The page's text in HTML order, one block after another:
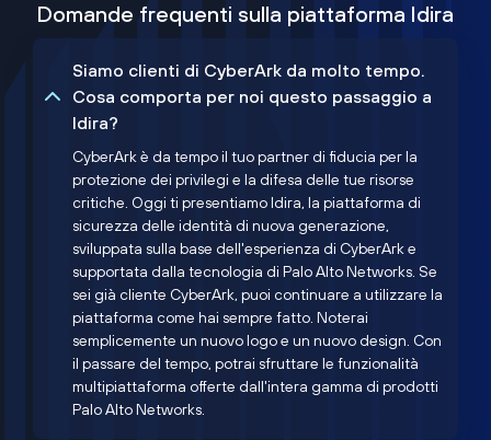
Domande frequenti sulla piattaforma Idira
Siamo clienti di CyberArk da molto tempo.
Cosa comporta per noi questo passaggio a
Idira?
CyberArk è da tempo il tuo partner di fiducia per la
protezione dei privilegi e la difesa delle tue risorse
critiche. Oggi ti presentiamo Idira, la piattaforma di
sicurezza delle identità di nuova generazione,
sviluppata sulla base dell'esperienza di CyberArk e
supportata dalla tecnologia di Palo Alto Networks. Se
sei già cliente CyberArk, puoi continuare a utilizzare la
piattaforma come hai sempre fatto. Noterai
semplicemente un nuovo logo e un nuovo design. Con
il passare del tempo, potrai sfruttare le funzionalità
multipiattaforma offerte dall'intera gamma di prodotti
Palo Alto Networks.